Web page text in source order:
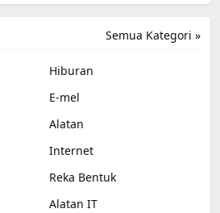
Semua Kategori »
Hiburan
E-mel
Alatan
Internet
Reka Bentuk
Alatan IT